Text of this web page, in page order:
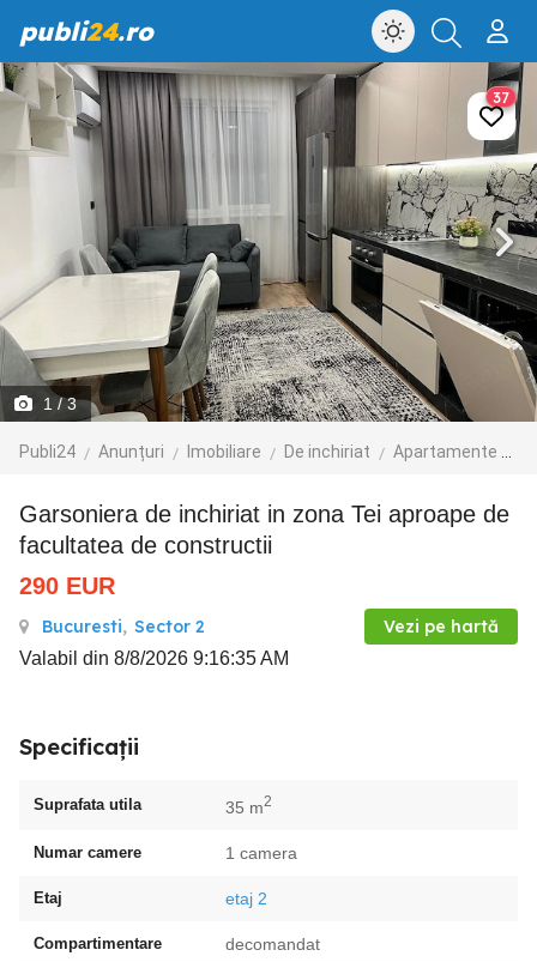
publi24.ro
1 / 3
Publi24 Anunțuri Imobiliare De inchiriat Apartamente de inchiriat
37
Garsoniera de inchiriat in zona Tei aproape de
facultatea de constructii
290 EUR
Bucuresti, Sector 2 Vezi pe hartă
Valabil din 8/8/2026 9:16:35 AM
Specificații
Suprafata utila 35 m2
Numar camere 1 camera
Etaj etaj 2
Compartimentare decomandat